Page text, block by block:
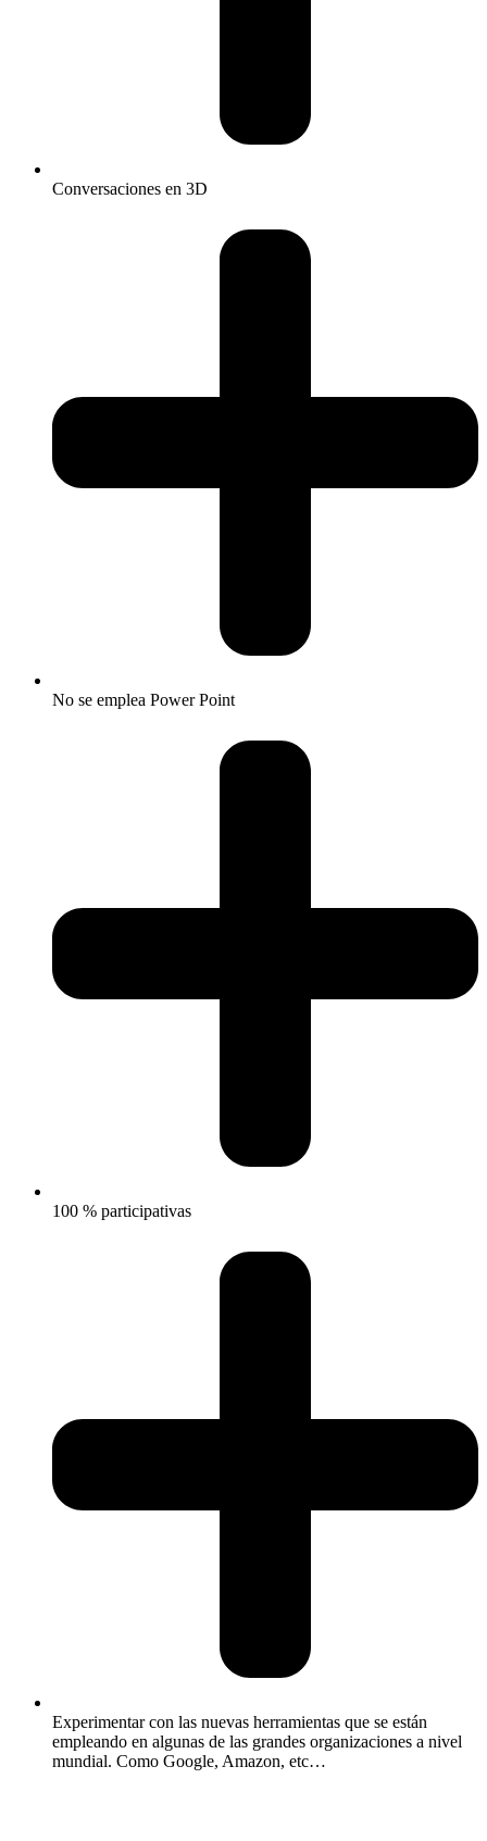
Conversaciones en 3D
No se emplea Power Point
100 % participativas
Experimentar con las nuevas herramientas que se están
empleando en algunas de las grandes organizaciones a nivel
mundial. Como Google, Amazon, etc…